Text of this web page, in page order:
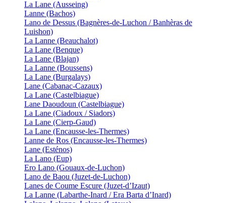
La Lane (Ausseing)
Lanne (Bachos)
Lano de Dessus (Bagnères-de-Luchon / Banhèras de
Luishon)
La Lanne (Beauchalot)
La Lane (Benque)
La Lane (Blajan)
La Lanne (Boussens)
La Lane (Burgalays)
Lane (Cabanac-Cazaux)
La Lane (Castelbiague)
Lane Daoudoun (Castelbiague)
La Lane (Ciadoux / Siadors)
La Lane (Cierp-Gaud)
La Lane (Encausse-les-Thermes)
Lanne de Ros (Encausse-les-Thermes)
Lane (Esténos)
La Lano (Eup)
Ero Lano (Gouaux-de-Luchon)
Lano de Baou (Juzet-de-Luchon)
Lanes de Coume Escure (Juzet-d’Izaut)
La Lanne (Labarthe-Inard / Era Barta d’Inard)